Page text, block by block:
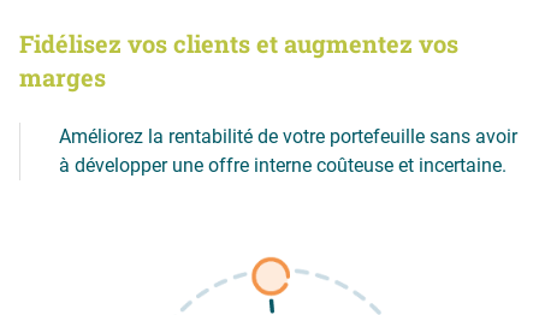
Fidélisez vos clients et augmentez vos
marges
Améliorez la rentabilité de votre portefeuille sans avoir
à développer une offre interne coûteuse et incertaine.